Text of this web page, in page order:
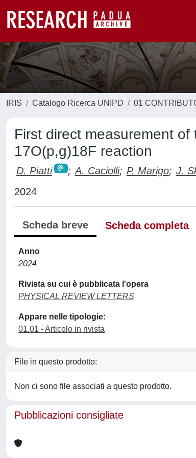
IRIS Catalogo Ricerca UNIPD 01
First direct measurement
17O(p,g)18F reaction
D. Piatti ; A. Caciolli; P. Marigo; J.
2024
Scheda breve Scheda completa
Anno
2024
Rivista su cui è pubblicata l'opera
PHYSICAL REVIEW LETTERS
Appare nelle tipologie:
01.01 - Articolo in rivista
File in questo prodotto:
Non ci sono file associati a questo prodotto.
Pubblicazioni consigliate